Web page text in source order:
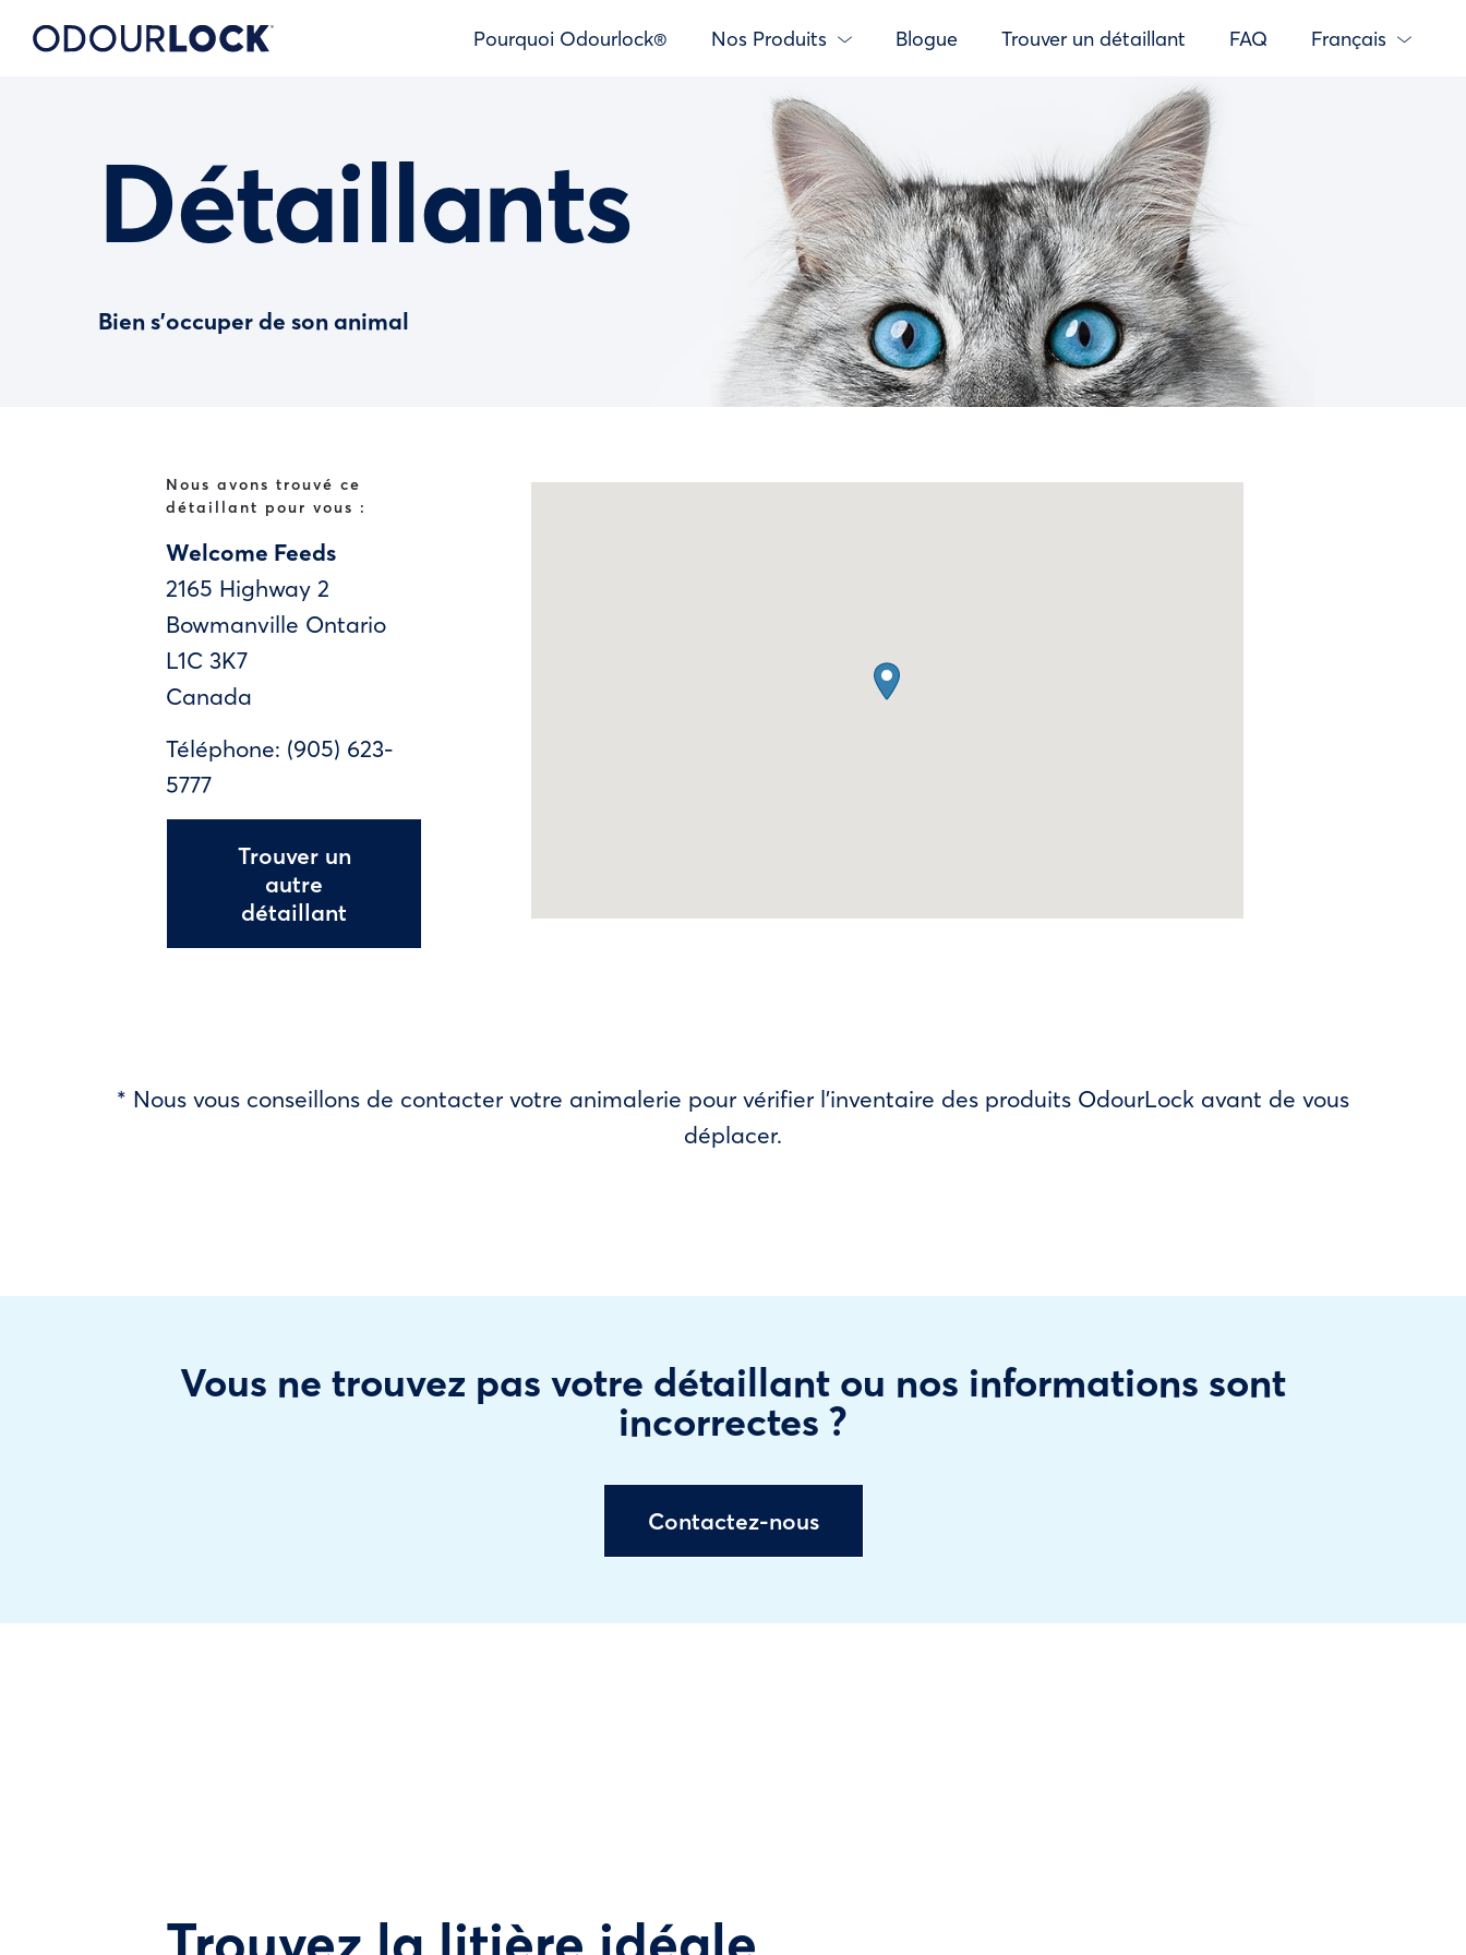
Pourquoi Odourlock® Nos Produits Blogue Trouver un détaillant FAQ Français
Détaillants
Bien s’occuper de son animal
Nous avons trouvé ce
détaillant pour vous :
Welcome Feeds
2165 Highway 2
Bowmanville Ontario
L1C 3K7
Canada
Téléphone: (905) 623-
5777
Trouver un
autre
détaillant
* Nous vous conseillons de contacter votre animalerie pour vérifier l’inventaire des produits OdourLock avant de vous
déplacer.
Vous ne trouvez pas votre détaillant ou nos informations sont
incorrectes ?
Contactez-nous